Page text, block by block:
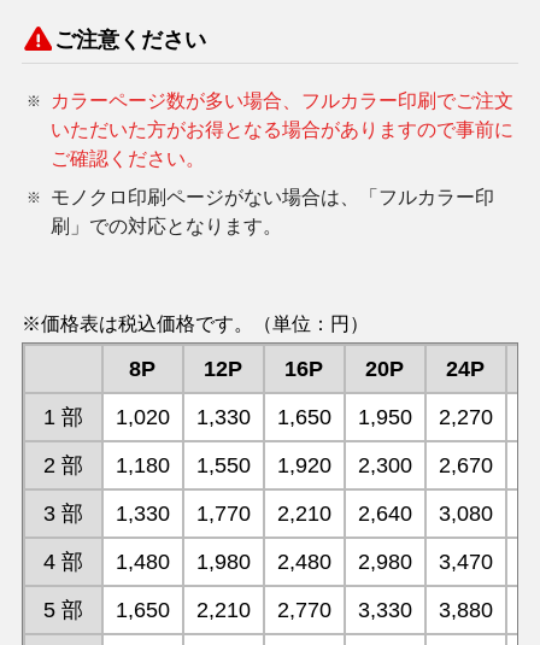
ご注意ください
カラーページ数が多い場合、フルカラー印刷でご注文
いただいた方がお得となる場合がありますので事前に
ご確認ください。
モノクロ印刷ページがない場合は、「フルカラー印
刷」での対応となります。
※価格表は税込価格です。（単位：円）
8P 12P 16P 20P 24P
1 部
1,020 1,330 1,650 1,950 2,270
2 部
1,180 1,550 1,920 2,300 2,670
3 部
1,330 1,770 2,210 2,640 3,080
4 部
1,480 1,980 2,480 2,980 3,470
5 部
1,650 2,210 2,770 3,330 3,880